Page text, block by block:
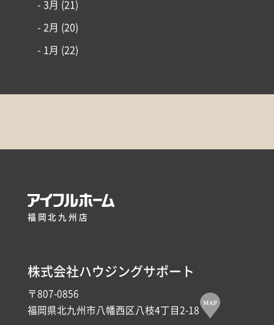
- 3月 (21)
- 2月 (20)
- 1月 (22)
福岡北九州店
株式会社ハウジングサポート
〒807-0856
福岡県北九州市八幡西区八枝4丁目2-18